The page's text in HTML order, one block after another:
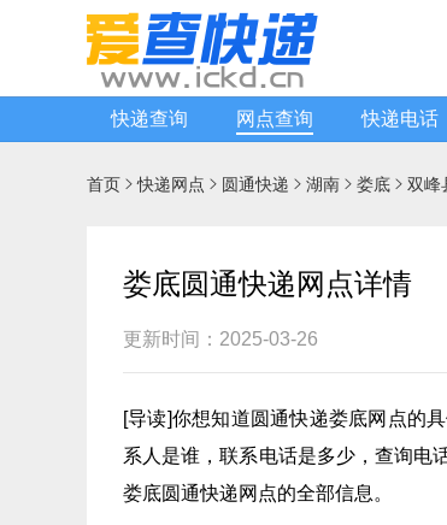
快递查询 网点查询 快递电话
首页 快递网点  圆通快递  湖南  娄底  双峰
娄底圆通快递网点详情
更新时间：2025-03-26
[导读]你想知道圆通快递娄底网点的
系人是谁，联系电话是多少，查询电
娄底圆通快递网点的全部信息。